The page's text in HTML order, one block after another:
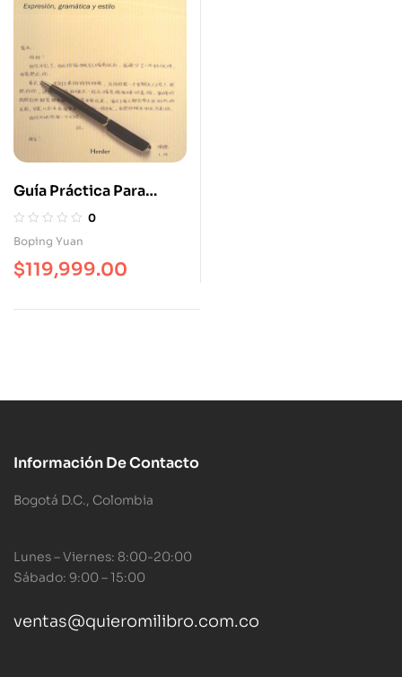
Guía Práctica Para
Escribir En Chino
0
Boping Yuan
$119,999.00
Información De Contacto
Bogotá D.C., Colombia
Lunes – Viernes: 8:00-20:00
Sábado: 9:00 – 15:00
ventas@quieromilibro.com.co